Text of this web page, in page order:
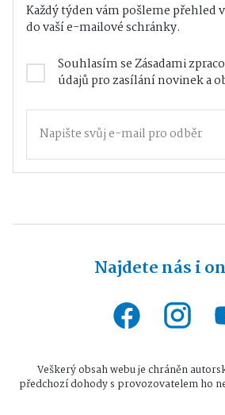
Každý týden vám pošleme přehled
do vaší e-mailové schránky.
Souhlasím seZásadami
údajůpro zasílání novinek a
Najdete nás i
Veškerý obsah webu je chráněn
předchozí dohody s provozovatelem ho